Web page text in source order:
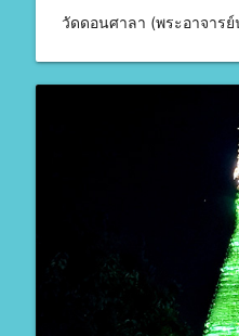
วัดดอนศาลา (พระอาจาร